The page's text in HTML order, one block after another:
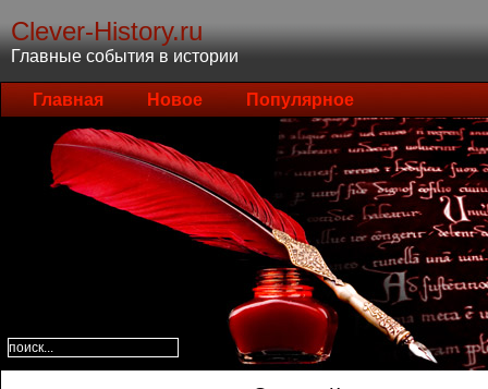
Clever-History.ru
Главные события в истории
Главная Новое Популярное